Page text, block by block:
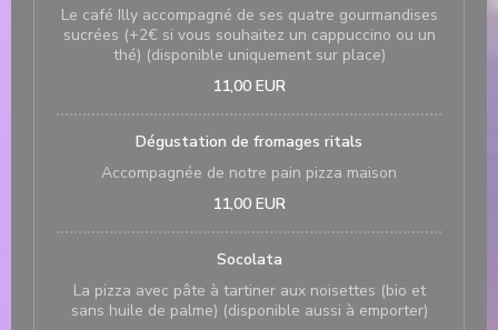
Le café Illy accompagné de ses quatre gourmandises
sucrées (+2€ si vous souhaitez un cappuccino ou un
thé) (disponible uniquement sur place)
11,00 EUR
Dégustation de fromages ritals
Accompagnée de notre pain pizza maison
11,00 EUR
Socolata
La pizza avec pâte à tartiner aux noisettes (bio et
sans huile de palme) (disponible aussi à emporter)